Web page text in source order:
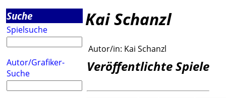
Suche
Spielsuche
Autor/Grafiker-
Suche
Kai Schanzl
Autor/in: Kai Schanzl
Veröffentlichte Spiele